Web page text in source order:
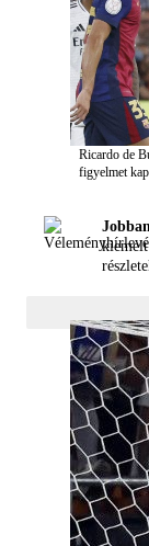
Ricardo de
figyelmet
kiemelt